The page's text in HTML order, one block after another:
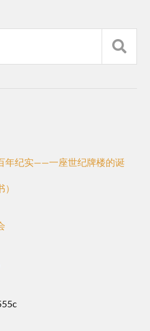
年纪实——一座世纪牌楼的诞